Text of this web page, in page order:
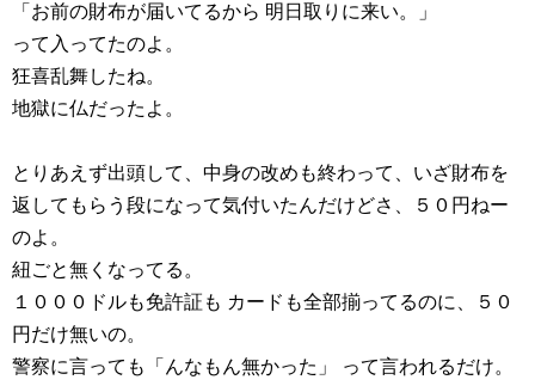
「お前の財布が届いてるから 明日取りに来い。」
って入ってたのよ。
狂喜乱舞したね。
地獄に仏だったよ。
とりあえず出頭して、中身の改めも終わって、いざ財布を
返してもらう段になって気付いたんだけどさ、５０円ねー
のよ。
紐ごと無くなってる。
１０００ドルも免許証も カードも全部揃ってるのに、５０
円だけ無いの。
警察に言っても「んなもん無かった」 って言われるだけ。